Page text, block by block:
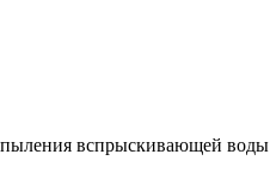
вспрыскивающей воды